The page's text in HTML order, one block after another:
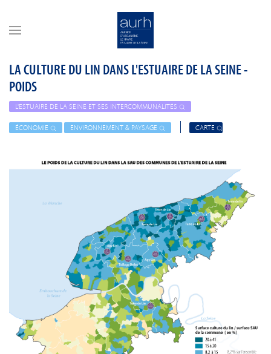
LA CULTURE DU LIN DANS L'ESTUAIRE DE LA SEINE -
POIDS
L'ESTUAIRE DE LA SEINE ET SES INTERCOMMUNALITÉS
ÉCONOMIE ENVIRONNEMENT & PAYSAGE CARTE